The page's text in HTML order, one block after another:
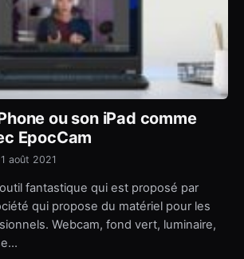
ou son iPad comme
EpocCam
août 2021
fantastique qui est proposé par
qui propose du matériel pour les
Webcam, fond vert, luminaire,